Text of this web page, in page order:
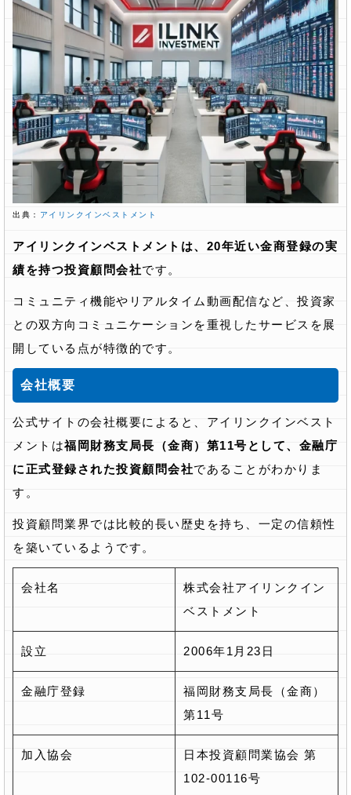
出典： アイリンクインベストメント
アイリンクインベストメントは、20年近い金商登録の実
績を持つ投資顧問会社です。
コミュニティ機能やリアルタイム動画配信など、投資家
との双方向コミュニケーションを重視したサービスを展
開している点が特徴的です。
会社概要
公式サイトの会社概要によると、アイリンクインベスト
メントは福岡財務支局長（金商）第11号として、金融庁
に正式登録された投資顧問会社であることがわかりま
す。
投資顧問業界では比較的長い歴史を持ち、一定の信頼性
を築いているようです。
会社名
株式会社アイリンクイン
ベストメント
設立 2006年1月23日
金融庁登録
福岡財務支局長（金商）
第11号
加入協会
日本投資顧問業協会 第
102-00116号